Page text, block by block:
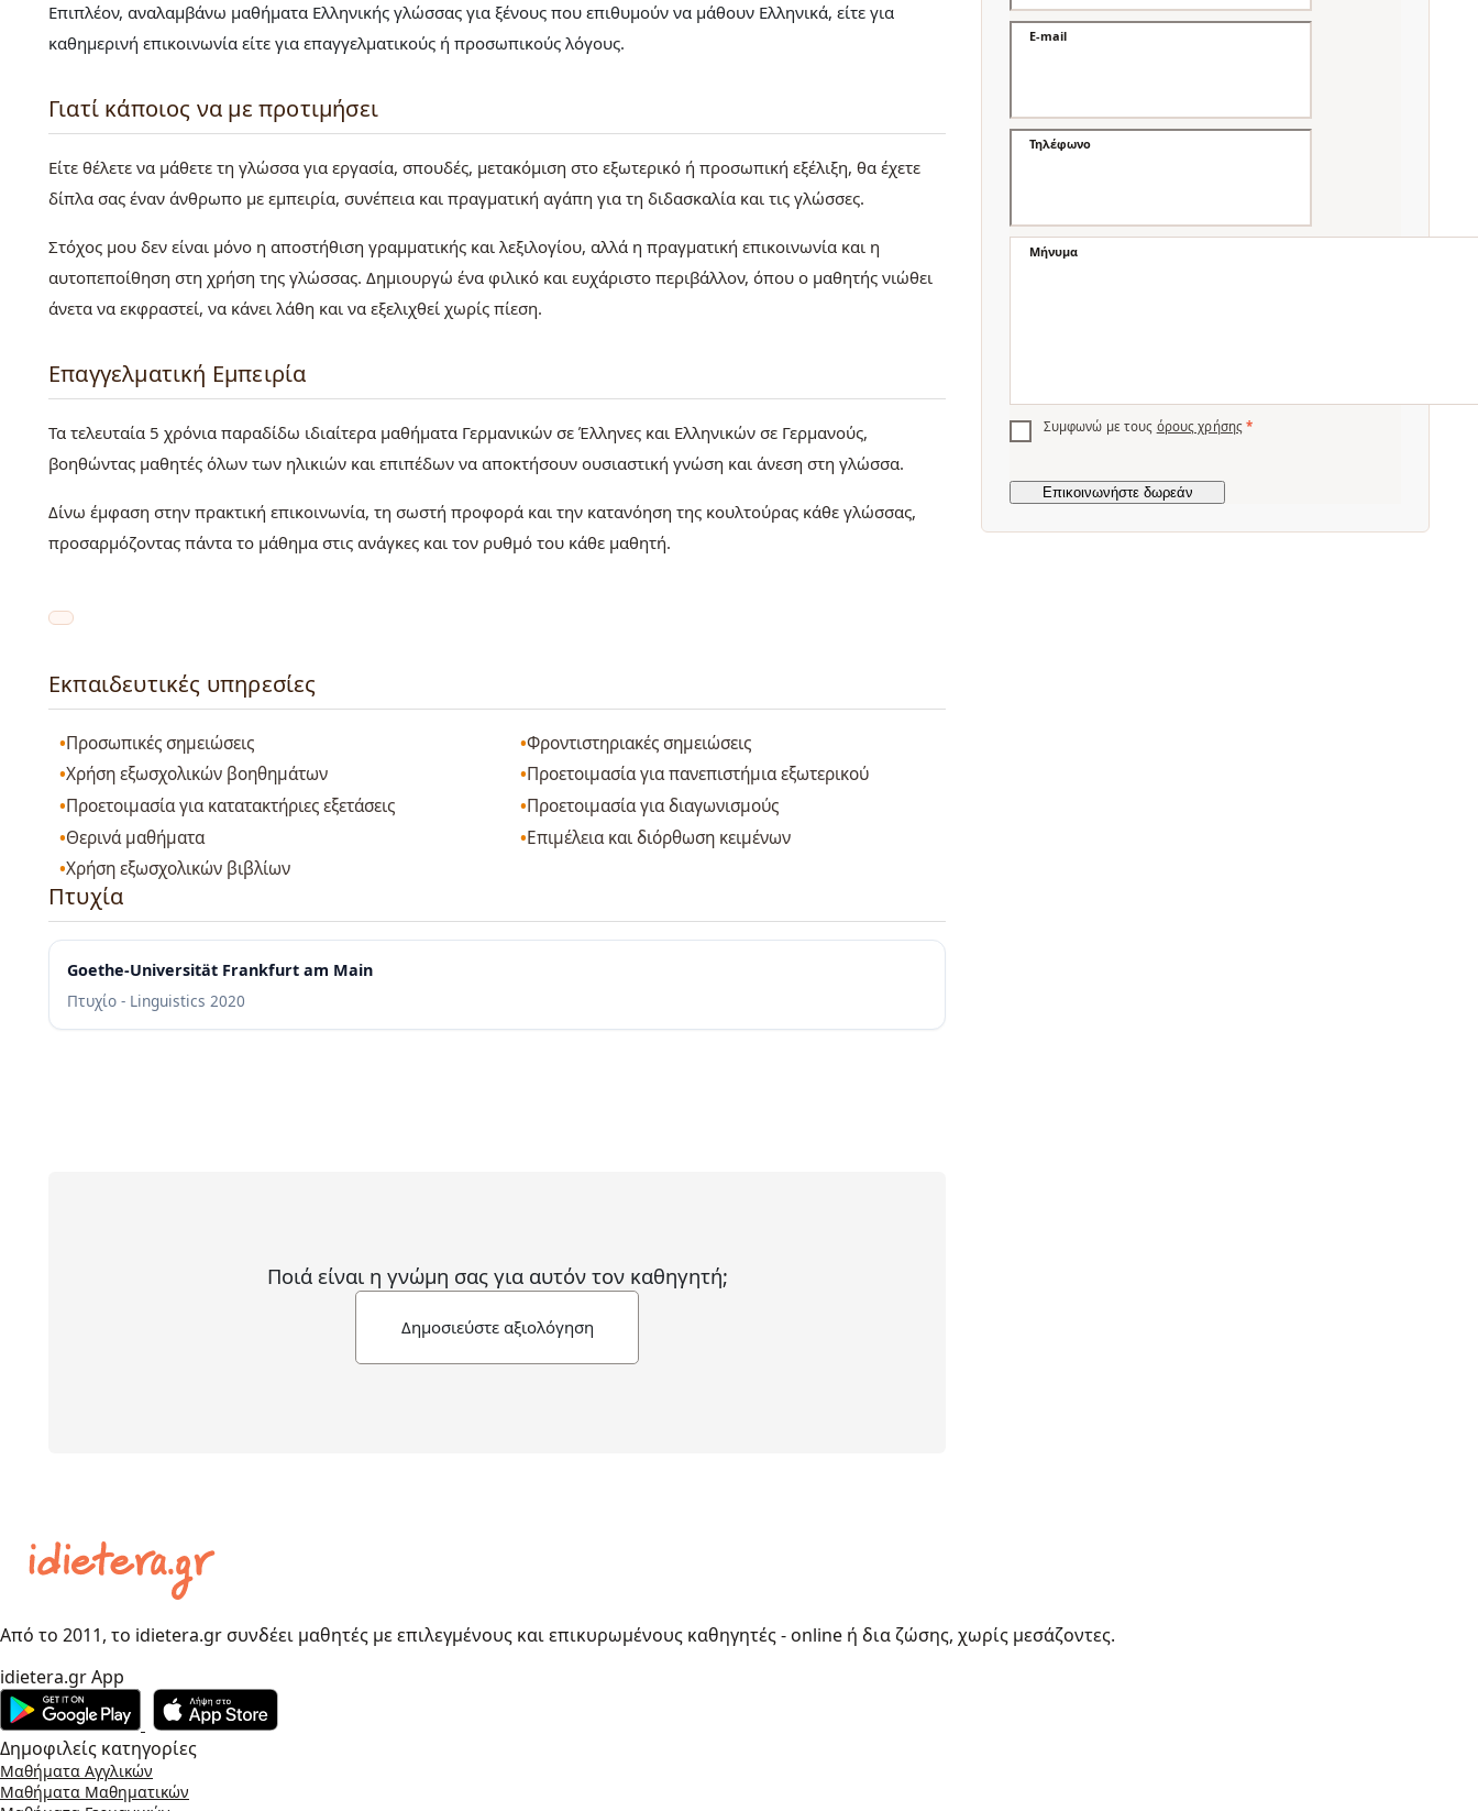
Επιπλέον, αναλαμβάνω μαθήματα Ελληνικής γλώσσας για ξένους που επιθυμούν να μάθουν Ελληνικά, είτε για
καθημερινή επικοινωνία είτε για επαγγελματικούς ή προσωπικούς λόγους.
Γιατί κάποιος να με προτιμήσει
Είτε θέλετε να μάθετε τη γλώσσα για εργασία, σπουδές, μετακόμιση στο εξωτερικό ή προσωπική εξέλιξη, θα έχετε
δίπλα σας έναν άνθρωπο με εμπειρία, συνέπεια και πραγματική αγάπη για τη διδασκαλία και τις γλώσσες.
Στόχος μου δεν είναι μόνο η αποστήθιση γραμματικής και λεξιλογίου, αλλά η πραγματική επικοινωνία και η
αυτοπεποίθηση στη χρήση της γλώσσας. Δημιουργώ ένα φιλικό και ευχάριστο περιβάλλον, όπου ο μαθητής νιώθει
άνετα να εκφραστεί, να κάνει λάθη και να εξελιχθεί χωρίς πίεση.
Επαγγελματική Εμπειρία
Τα τελευταία 5 χρόνια παραδίδω ιδιαίτερα μαθήματα Γερμανικών σε Έλληνες και Ελληνικών σε Γερμανούς,
βοηθώντας μαθητές όλων των ηλικιών και επιπέδων να αποκτήσουν ουσιαστική γνώση και άνεση στη γλώσσα.
Δίνω έμφαση στην πρακτική επικοινωνία, τη σωστή προφορά και την κατανόηση της κουλτούρας κάθε γλώσσας,
προσαρμόζοντας πάντα το μάθημα στις ανάγκες και τον ρυθμό του κάθε μαθητή.
Εκπαιδευτικές υπηρεσίες
Προσωπικές σημειώσεις
Φροντιστηριακές σημειώσεις
Χρήση εξωσχολικών βοηθημάτων
Προετοιμασία για πανεπιστήμια εξωτερικού
Προετοιμασία για κατατακτήριες εξετάσεις
Προετοιμασία για διαγωνισμούς
Θερινά μαθήματα
Επιμέλεια και διόρθωση κειμένων
Χρήση εξωσχολικών βιβλίων
Πτυχία
Goethe-Universität Frankfurt am Main
Πτυχίο - Linguistics 2020
Ποιά είναι η γνώμη σας για αυτόν τον καθηγητή;
Δημοσιεύστε αξιολόγηση
E-mail
Τηλέφωνο
Μήνυμα
Συμφωνώ με τους όρους χρήσης *
Από το 2011, το idietera.gr συνδέει μαθητές με επιλεγμένους και επικυρωμένους καθηγητές - online ή δια ζώσης, χωρίς μεσάζοντες.
idietera.gr App
Δημοφιλείς κατηγορίες
Μαθήματα Αγγλικών
Μαθήματα Μαθηματικών